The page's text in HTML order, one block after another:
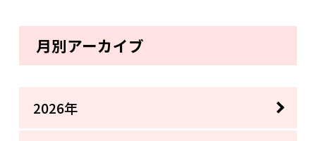
月別アーカイブ
2026年